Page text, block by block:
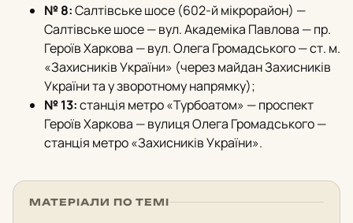
№ 8:Салтівське шосе (602-й мікрорайон) —
Салтівське шосе — вул.Академіка Павлова — пр.
Героїв Харкова — вул.Олега Громадського — ст. м.
«Захисників України» (через майдан Захисників
України та у зворотному напрямку);
№ 13:станція метро «Турбоатом» — проспект
Героїв Харкова — вулиця Олега Громадського —
станція метро «Захисників України».
МАТЕРІАЛИ ПО ТЕМІ